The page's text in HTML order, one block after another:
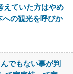
えていた方はやめ
の観光を呼びか
でもない事が判